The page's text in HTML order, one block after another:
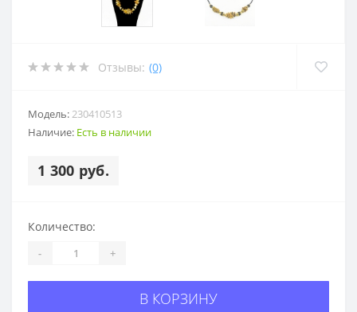
Отзывы: (0)
Модель:230410513
Наличие: Есть в наличии
1 300 руб.
Количество:
- +
В КОРЗИНУ